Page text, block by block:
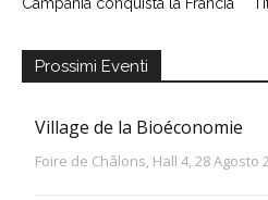
Prossimi Eventi
Village de la Bioéconomie
Foire de Châlons, Hall 4, 28 Agosto